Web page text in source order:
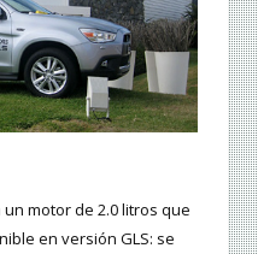
motor de 2.0 litros que
en versión GLS: se